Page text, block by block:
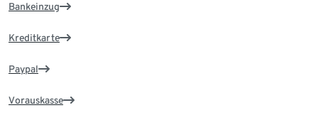
Bankeinzug
Kreditkarte
Paypal
Vorauskasse